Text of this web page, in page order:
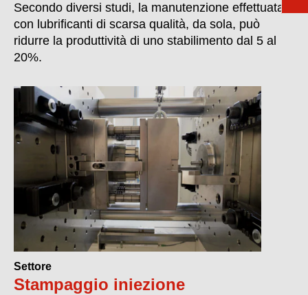
Secondo diversi studi, la manutenzione effettuata
con lubrificanti di scarsa qualità, da sola, può
ridurre la produttività di uno stabilimento dal 5 al
20%.
Settore
Stampaggio iniezione